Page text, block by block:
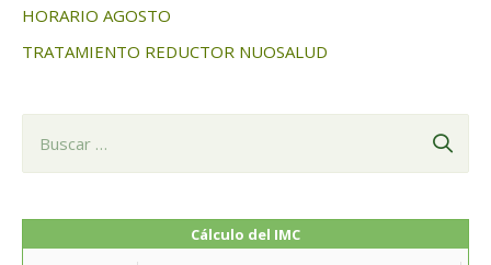
HORARIO AGOSTO
TRATAMIENTO REDUCTOR NUOSALUD
Cálculo del IMC